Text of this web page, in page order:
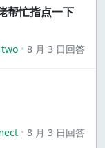
帮忙指点一下
two 8 月 3 日回答
8 月 3 日回答